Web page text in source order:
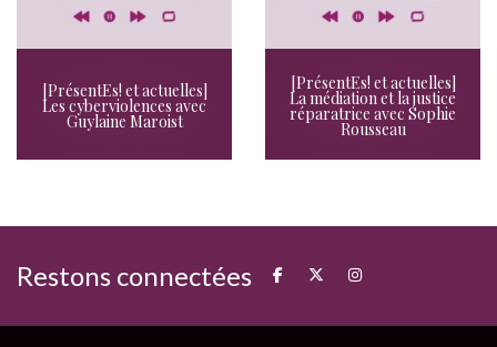
[PrésentEs! et actuelles]
Les cyberviolences avec
Guylaine Maroist
[PrésentEs! et actuelles]
La médiation et la justice
réparatrice avec Sophie
Rousseau
Restons connectées